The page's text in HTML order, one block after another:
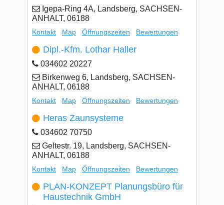
Igepa-Ring 4A, Landsberg, SACHSEN-
ANHALT, 06188
Kontakt Map Öffnungszeiten Bewertungen
Dipl.-Kfm. Lothar Haller
034602 20227
Birkenweg 6, Landsberg, SACHSEN-
ANHALT, 06188
Kontakt Map Öffnungszeiten Bewertungen
Heras Zaunsysteme
034602 70750
Geltestr. 19, Landsberg, SACHSEN-
ANHALT, 06188
Kontakt Map Öffnungszeiten Bewertungen
PLAN-KONZEPT Planungsbüro für
Haustechnik GmbH